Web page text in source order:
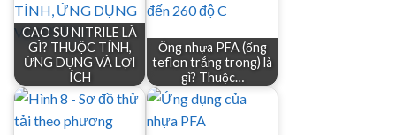
CAO SU NITRILE LÀ
GÌ? THUỘC TÍNH,
ỨNG DỤNG VÀ LỢI
ÍCH
Ống nhựa PFA (ống
teflon trắng trong) là
gì? Thuộc…